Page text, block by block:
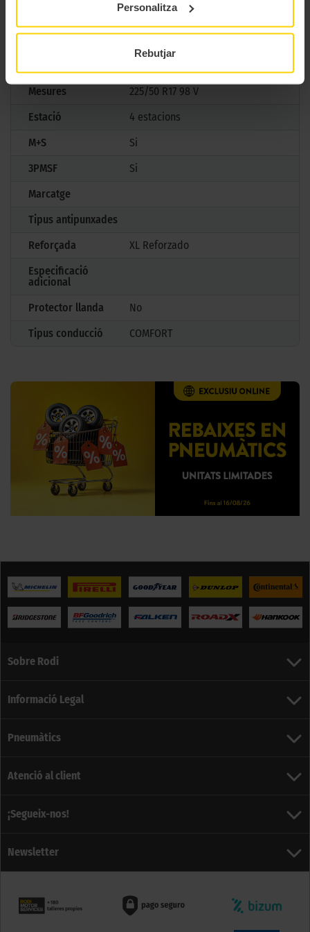
Personalitza
Rebutjar
Mesures
225/50 R17 98 V
Estació
4 estacions
M+S
Si
3PMSF
Si
Marcatge
Tipus antipunxades
Reforçada
XL Reforzado
Especificació
adicional
Protector llanda
No
Tipus conducció
COMFORT
Sobre Rodi
Informació Legal
Pneumàtics
Atenció al client
¡Segueix-nos!
Newsletter